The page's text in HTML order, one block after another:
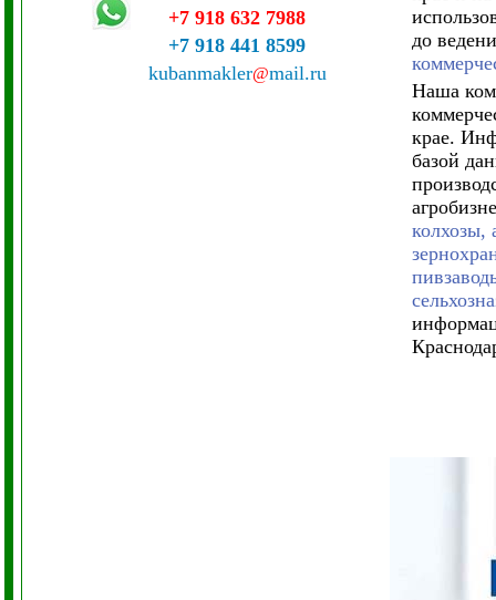
+7 918 632 7988
+7 918 441 8599
kubanmakler@mail.ru
до
Наша
крае.
базой